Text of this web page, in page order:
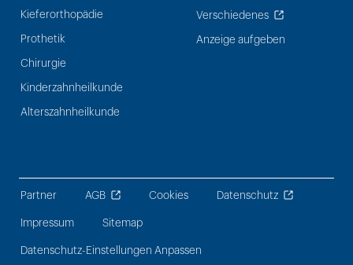
Kieferorthopädie
Prothetik
Chirurgie
Kinderzahnheilkunde
Alterszahnheilkunde
Verschiedenes
Anzeige aufgeben
Partner AGB Cookies Datenschutz
Impressum Sitemap
Datenschutz-Einstellungen Anpassen